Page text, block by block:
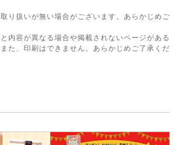
り扱いが無い場合がございます。あらかじめご
内容が異なる場合や掲載されないページがある
た、印刷はできません。あらかじめご了承くだ